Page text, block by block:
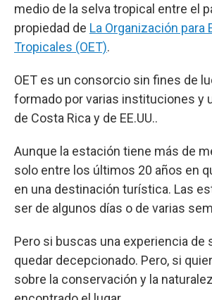
medio de la selva tropical entre el
propiedad de La Organización para
Tropicales (OET).
OET es un consorcio sin fines de
formado por varias instituciones y
de Costa Rica y de EE.UU..
Aunque la estación tiene más de
solo entre los últimos 20 años en
en una destinación turística. Las
ser de algunos días o de varias
Pero si buscas una experiencia de
quedar decepcionado. Pero, si
sobre la conservación y la